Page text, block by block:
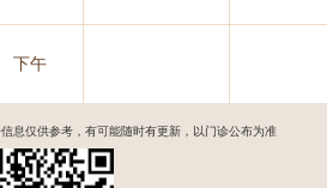
下午
息仅供参考，有可能随时有更新，以门诊公布为准